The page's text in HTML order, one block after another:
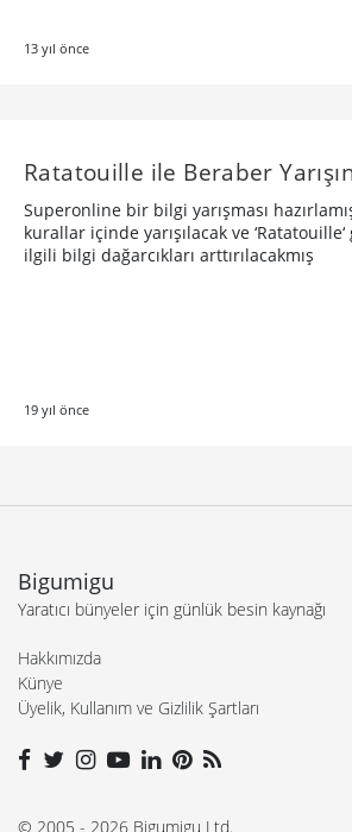
13 yıl önce
Ratatouille ile Beraber
Superonline bir bilgi yarışması
kurallar içinde yarışılacak ve
ilgili bilgi dağarcıkları arttırılacakmış
19 yıl önce
Bigumigu
Yaratıcı bünyeler için günlük besin kaynağı
Hakkımızda
Künye
Üyelik, Kullanım ve Gizlilik Şartları
© 2005 - 2026 Bigumigu Ltd.